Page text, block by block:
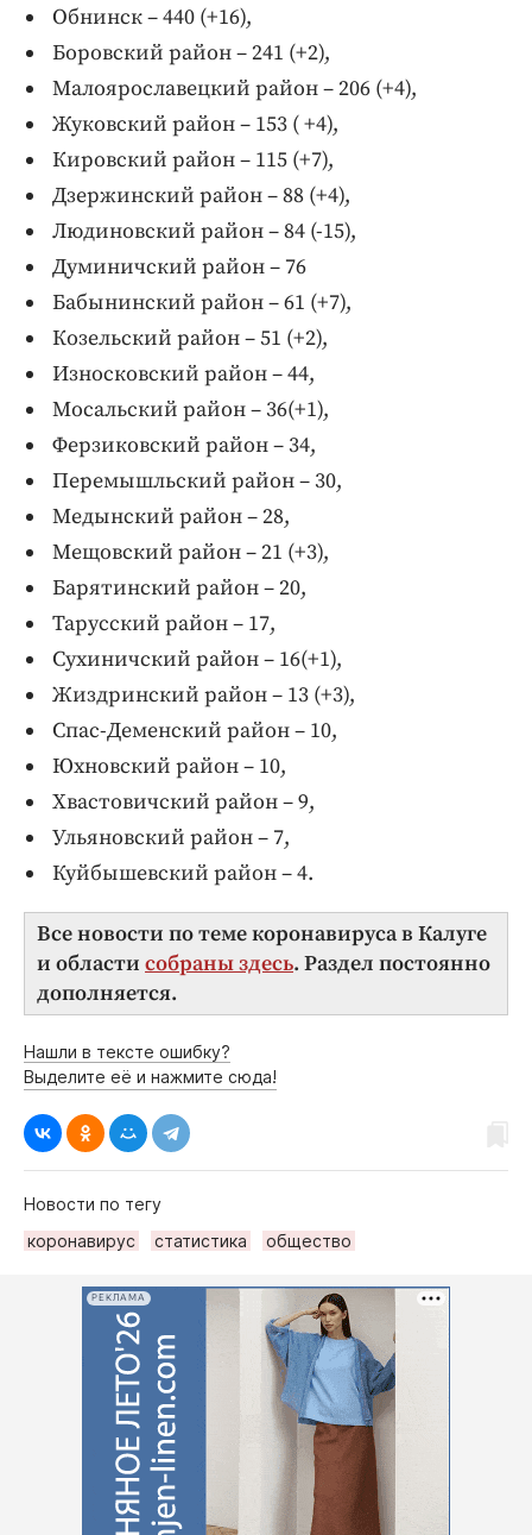
Обнинск – 440 (+16),
Боровский район – 241 (+2),
Малоярославецкий район – 206 (+4),
Жуковский район – 153 ( +4),
Кировский район – 115 (+7),
Дзержинский район – 88 (+4),
Людиновский район – 84 (-15),
Думиничский район – 76
Бабынинский район – 61 (+7),
Козельский район – 51 (+2),
Износковский район – 44,
Мосальский район – 36(+1),
Ферзиковский район – 34,
Перемышльский район – 30,
Медынский район – 28,
Мещовский район – 21 (+3),
Барятинский район – 20,
Тарусский район – 17,
Сухиничский район – 16(+1),
Жиздринский район – 13 (+3),
Спас-Деменский район – 10,
Юхновский район – 10,
Хвастовичский район – 9,
Ульяновский район – 7,
Куйбышевский район – 4.
Все новости по теме коронавируса в Калуге
и области собраны здесь. Раздел постоянно
дополняется.
Нашли в тексте ошибку?
Выделите её и нажмите сюда!
Новости по тегу
коронавирус
статистика общество
РЕКЛАМА